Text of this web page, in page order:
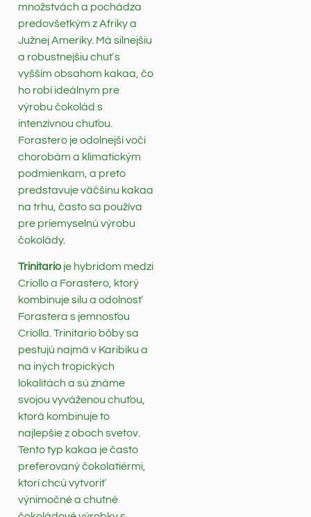
množstvách a pochádza
predovšetkým z Afriky a
Južnej Ameriky. Má silnejšiu
a robustnejšiu chuť s
vyšším obsahom kakaa, čo
ho robí ideálnym pre
výrobu čokolád s
intenzívnou chuťou.
Forastero je odolnejší voči
chorobám a klimatickým
podmienkam, a preto
predstavuje väčšinu kakaa
na trhu, často sa používa
pre priemyselnú výrobu
čokolády.
Trinitario je hybridom medzi
Criollo a Forastero, ktorý
kombinuje silu a odolnosť
Forastera s jemnosťou
Criolla. Trinitario bôby sa
pestujú najmä v Karibiku a
na iných tropických
lokalitách a sú známe
svojou vyváženou chuťou,
ktorá kombinuje to
najlepšie z oboch svetov.
Tento typ kakaa je často
preferovaný čokolatiérmi,
ktorí chcú vytvoriť
výnimočné a chutné